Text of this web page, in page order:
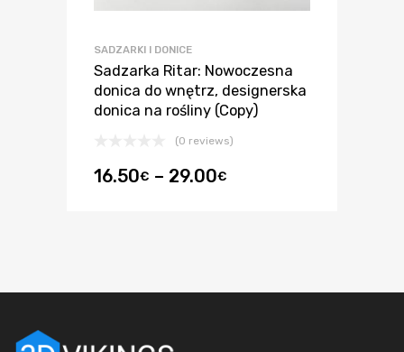
SADZARKI I DONICE
Sadzarka Ritar: Nowoczesna
donica do wnętrz, designerska
donica na rośliny (Copy)
(0 reviews)
16.50€ – 29.00€